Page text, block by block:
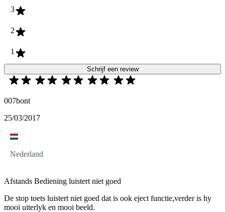
3
2
1
Schrijf een review
007bont
25/03/2017
Nederland
Afstands Bediening luistert niet goed
De stop toets luistert niet goed dat is ook eject functie,verder is hy
mooi uiterlyk en mooi beeld.